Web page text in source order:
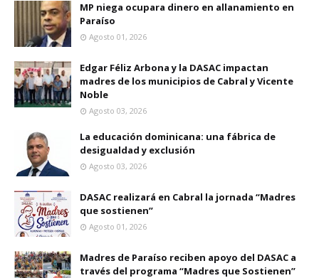
MP niega ocupara dinero en allanamiento en
Paraíso
Agosto 01, 2026
Edgar Féliz Arbona y la DASAC impactan
madres de los municipios de Cabral y Vicente
Noble
Agosto 03, 2026
La educación dominicana: una fábrica de
desigualdad y exclusión
Agosto 03, 2026
DASAC realizará en Cabral la jornada “Madres
que sostienen”
Agosto 01, 2026
Madres de Paraíso reciben apoyo del DASAC a
través del programa “Madres que Sostienen”